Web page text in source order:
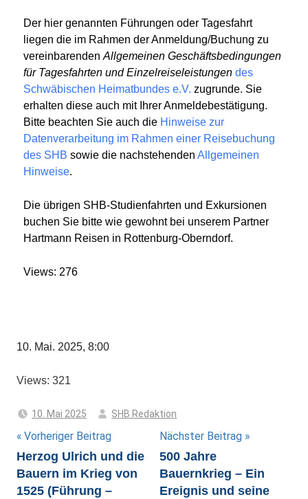
Der hier genannten Führungen oder Tagesfahrt
liegen die im Rahmen der Anmeldung/Buchung zu
vereinbarenden Allgemeinen Geschäftsbedingungen
für Tagesfahrten und Einzelreiseleistungen des
Schwäbischen Heimatbundes e.V. zugrunde. Sie
erhalten diese auch mit Ihrer Anmeldebestätigung.
Bitte beachten Sie auch die Hinweise zur
Datenverarbeitung im Rahmen einer Reisebuchung
des SHB sowie die nachstehenden Allgemeinen
Hinweise.
Die übrigen SHB-Studienfahrten und Exkursionen
buchen Sie bitte wie gewohnt bei unserem Partner
Hartmann Reisen in Rottenburg-Oberndorf.
Views: 276
10. Mai. 2025, 8:00
Views: 321
10. Mai 2025 SHB Redaktion
Beitragsnavigation
Vorheriger Beitrag
Herzog Ulrich und die
Bauern im Krieg von
1525 (Führung –
Nächster Beitrag
500 Jahre
Bauernkrieg – Ein
Ereignis und seine